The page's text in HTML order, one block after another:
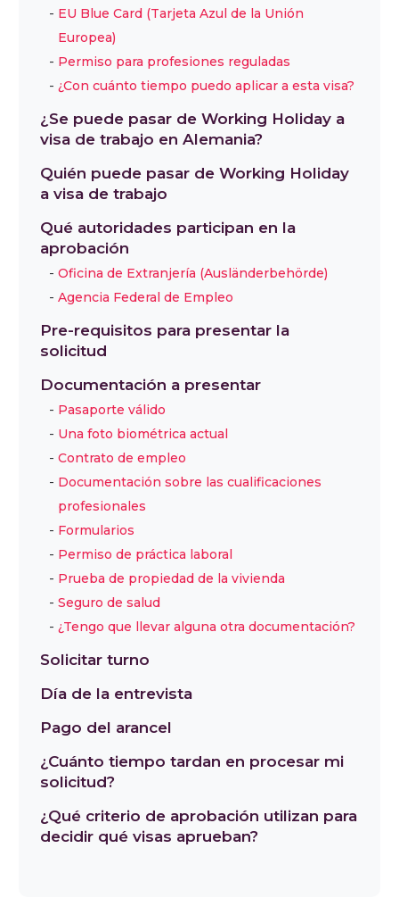
EU Blue Card (Tarjeta Azul de la Unión
Europea)
Permiso para profesiones reguladas
¿Con cuánto tiempo puedo aplicar a esta visa?
¿Se puede pasar de Working Holiday a
visa de trabajo en Alemania?
Quién puede pasar de Working Holiday
a visa de trabajo
Qué autoridades participan en la
aprobación
Oficina de Extranjería (Ausländerbehörde)
Agencia Federal de Empleo
Pre-requisitos para presentar la
solicitud
Documentación a presentar
Pasaporte válido
Una foto biométrica actual
Contrato de empleo
Documentación sobre las cualificaciones
profesionales
Formularios
Permiso de práctica laboral
Prueba de propiedad de la vivienda
Seguro de salud
¿Tengo que llevar alguna otra documentación?
Solicitar turno
Día de la entrevista
Pago del arancel
¿Cuánto tiempo tardan en procesar mi
solicitud?
¿Qué criterio de aprobación utilizan para
decidir qué visas aprueban?